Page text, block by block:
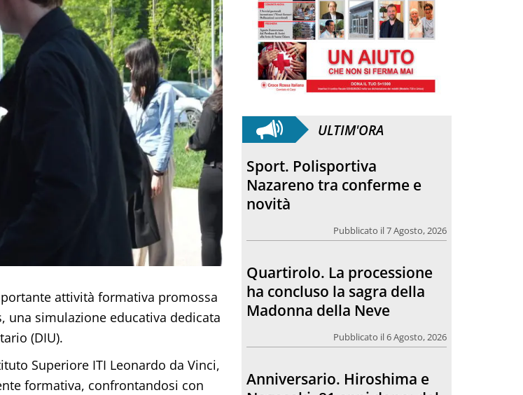
attività formativa promossa
una simulazione educativa dedicata
(DIU).
Superiore ITI Leonardo da Vinci,
formativa, confrontandosi con
ULTIM'ORA
Quartirolo. La processione
ha concluso la sagra della
Madonna della Neve
Pubblicato il 6 Agosto, 2026
Anniversario. Hiroshima e
Nagasaki, 81 anni dopo: dal
Giappone e non solo un
nuovo appello per la pace e
il disarmo nucleare
Pubblicato il 6 Agosto, 2026